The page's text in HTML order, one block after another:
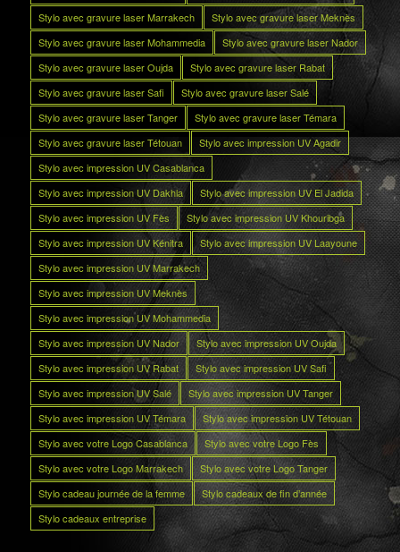
Stylo avec gravure laser Marrakech
Stylo avec gravure laser Meknès
Stylo avec gravure laser Mohammedia
Stylo avec gravure laser Nador
Stylo avec gravure laser Oujda
Stylo avec gravure laser Rabat
Stylo avec gravure laser Safi
Stylo avec gravure laser Salé
Stylo avec gravure laser Tanger
Stylo avec gravure laser Témara
Stylo avec gravure laser Tétouan
Stylo avec impression UV Agadir
Stylo avec impression UV Casablanca
Stylo avec impression UV Dakhla
Stylo avec impression UV El Jadida
Stylo avec impression UV Fès
Stylo avec impression UV Khouribga
Stylo avec impression UV Kénitra
Stylo avec impression UV Laayoune
Stylo avec impression UV Marrakech
Stylo avec impression UV Meknès
Stylo avec impression UV Mohammedia
Stylo avec impression UV Nador
Stylo avec impression UV Oujda
Stylo avec impression UV Rabat
Stylo avec impression UV Safi
Stylo avec impression UV Salé
Stylo avec impression UV Tanger
Stylo avec impression UV Témara
Stylo avec impression UV Tétouan
Stylo avec votre Logo Casablanca
Stylo avec votre Logo Fès
Stylo avec votre Logo Marrakech
Stylo avec votre Logo Tanger
Stylo cadeau journée de la femme
Stylo cadeaux de fin d’année
Stylo cadeaux entreprise